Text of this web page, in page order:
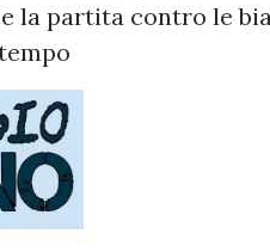
la partita contro le